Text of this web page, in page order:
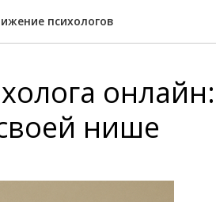
психологов
нише